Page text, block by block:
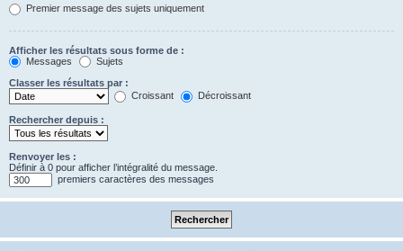
Premier message des sujets uniquement
Afficher les résultats sous forme de :
Messages
Sujets
Classer les résultats par :
Croissant
Décroissant
Rechercher depuis :
Renvoyer les :
Définir à 0 pour afficher l’intégralité du message.
premiers caractères des messages